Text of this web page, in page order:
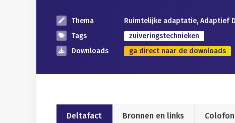
Thema
Ruimtelijke adaptatie, Adaptief
Tags
zuiveringstechnieken
Downloads
ga direct naar de downloads
Deltafact Bronnen en links Colofon